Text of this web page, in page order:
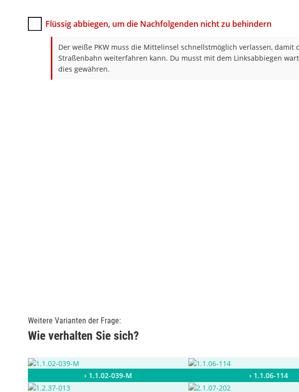
Flüssig abbiegen, um die Nachfolgenden nicht zu behindern
Der weiße PKW muss die Mittelinsel schnellstmöglich verlassen, damit
Straßenbahn weiterfahren kann. Du musst mit dem Linksabbiegen
dies gewähren.
Weitere Varianten der Frage:
Wie verhalten Sie sich?
› 1.1.02-039-M › 1.1.06-114